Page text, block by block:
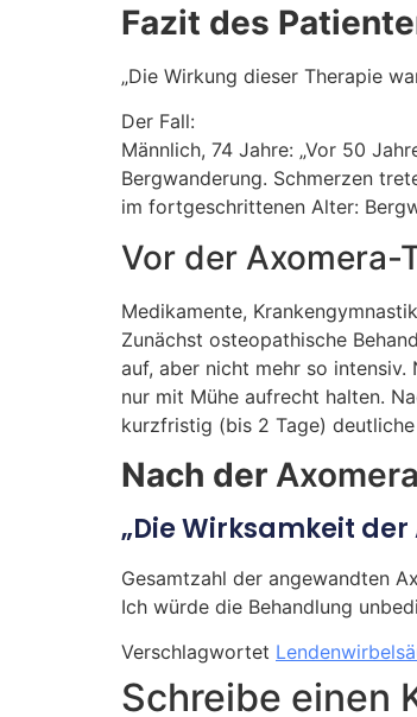
Fazit des
„Die Wirkung dieser Therapie
Der Fall:
Männlich, 74 Jahre: „Vor 50
Bergwanderung. Schmerzen
im fortgeschrittenen Alter:
Vor der Axomera-
Medikamente,
Zunächst osteopathische
auf, aber nicht mehr so
nur mit Mühe aufrecht halten.
kurzfristig (bis 2 Tage)
Nach der
„Die Wirksamkeit
Gesamtzahl der angewandten
Ich würde die Behandlung
Verschlagwortet
Schreibe einen